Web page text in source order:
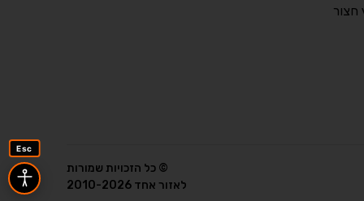
חצור
© כל הזכויות שמורות
לאזור אחד 2010-2026
Esc